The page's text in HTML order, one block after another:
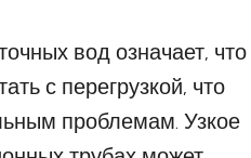
вод означает, что
с перегрузкой, что
проблемам. Узкое